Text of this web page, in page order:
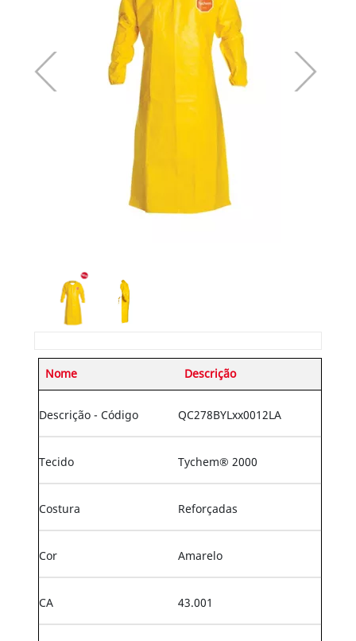
Nome Descrição
Descrição - Código QC278BYLxx0012LA
Tecido Tychem® 2000
Costura Reforçadas
Cor Amarelo
CA 43.001